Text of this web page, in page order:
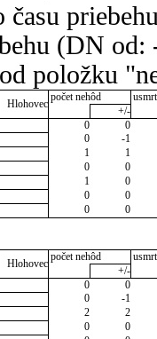
času
(DN
položku
Hlohovec
počet nehôd
+/-
0
0
0
-1
1
1
0
0
1
0
0
0
0 0
Hlohovec
počet nehôd
+/-
0
0
0
-1
2
2
0
0